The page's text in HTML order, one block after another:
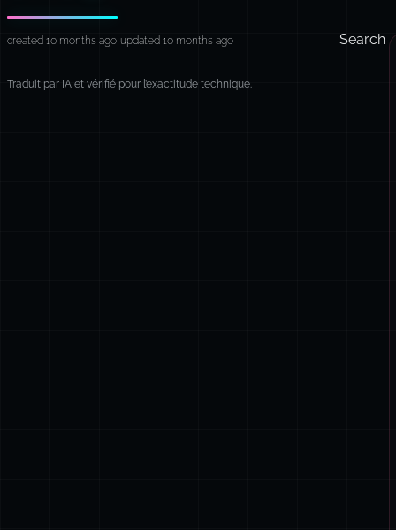
created 10 months ago updated 10 months ago Search
Traduit par IA et vérifié pour l’exactitude technique.